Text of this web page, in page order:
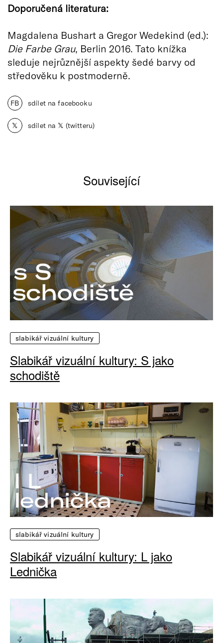
Doporučená literatura:
Magdalena Bushart a Gregor Wedekind (ed.):
Die Farbe Grau, Berlin 2016. Tato knížka
sleduje nejrůznější aspekty šedé barvy od
středověku k postmoderně.
FB sdílet na facebooku
𝕏 sdílet na 𝕏 (twitteru)
Související
slabikář vizuální kultury
Slabikář vizuální kultury: S jako
schodiště
slabikář vizuální kultury
Slabikář vizuální kultury: L jako
Lednička